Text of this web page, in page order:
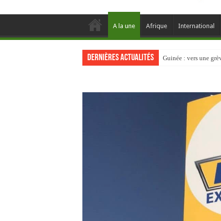
A la une Afrique International
Dernières actualités Guinée : vers une
Discours à la Nation